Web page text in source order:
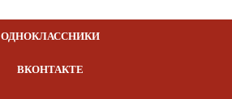
ОДНОКЛАССНИКИ
ВКОНТАКТЕ